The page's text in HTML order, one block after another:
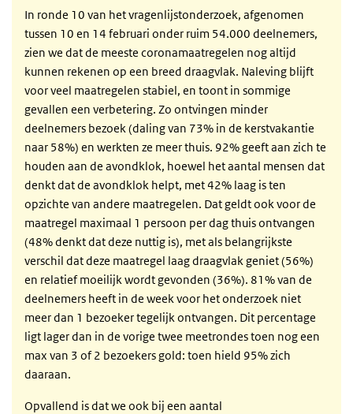
In ronde 10 van het vragenlijstonderzoek, afgenomen
tussen 10 en 14 februari onder ruim 54.000 deelnemers,
zien we dat de meeste coronamaatregelen nog altijd
kunnen rekenen op een breed draagvlak. Naleving blijft
voor veel maatregelen stabiel, en toont in sommige
gevallen een verbetering. Zo ontvingen minder
deelnemers bezoek (daling van 73% in de kerstvakantie
naar 58%) en werkten ze meer thuis. 92% geeft aan zich te
houden aan de avondklok, hoewel het aantal mensen dat
denkt dat de avondklok helpt, met 42% laag is ten
opzichte van andere maatregelen. Dat geldt ook voor de
maatregel maximaal 1 persoon per dag thuis ontvangen
(48% denkt dat deze nuttig is), met als belangrijkste
verschil dat deze maatregel laag draagvlak geniet (56%)
en relatief moeilijk wordt gevonden (36%). 81% van de
deelnemers heeft in de week voor het onderzoek niet
meer dan 1 bezoeker tegelijk ontvangen. Dit percentage
ligt lager dan in de vorige twee meetrondes toen nog een
max van 3 of 2 bezoekers gold: toen hield 95% zich
daaraan.
Opvallend is dat we ook bij een aantal